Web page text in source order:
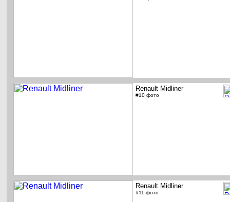
Renault Midliner
#10 фото
Renault Midliner
#11 фото